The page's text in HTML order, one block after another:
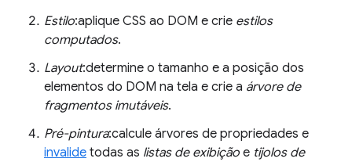
Estilo:aplique CSS ao DOM e crie estilos
computados.
Layout:determine o tamanho e a posição dos
elementos do DOM na tela e crie a árvore de
fragmentos imutáveis.
Pré-pintura:calcule árvores de propriedades e
invalide todas as listas de exibição e tijolos de